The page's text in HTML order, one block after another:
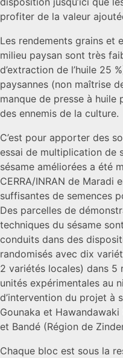
profiter de la valeur
Les rendements grains et
milieu paysan sont très
d’extraction de l’huile 25
paysannes (non maîtrise
manque de presse à
des ennemis de la culture.
C’est pour apporter des
essai de multiplication de
sésame améliorées a été
CERRA/INRAN de Maradi
suffisantes de semences
Des parcelles de
techniques du sésame
conduits dans des
randomisés avec dix
2 variétés locales) dans
unités expérimentales au
d’intervention du projet à
Gounaka et
et Bandé (Région de
Chaque bloc est sous la